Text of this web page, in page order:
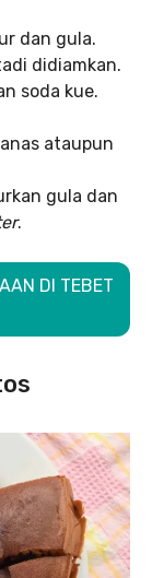
dan gula.
didiamkan.
soda kue.
ataupun
gula dan
.
DI TEBET